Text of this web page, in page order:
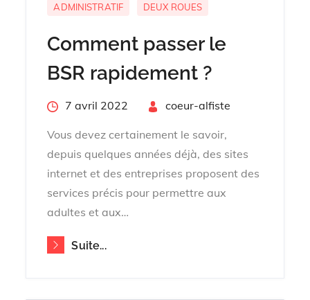
ADMINISTRATIF DEUX ROUES
Comment passer le
BSR rapidement ?
Posted7 avril 2022 coeur-alfiste
Vous devez certainement le savoir,
depuis quelques années déjà, des sites
internet et des entreprises proposent des
services précis pour permettre aux
adultes et aux…
Suite...